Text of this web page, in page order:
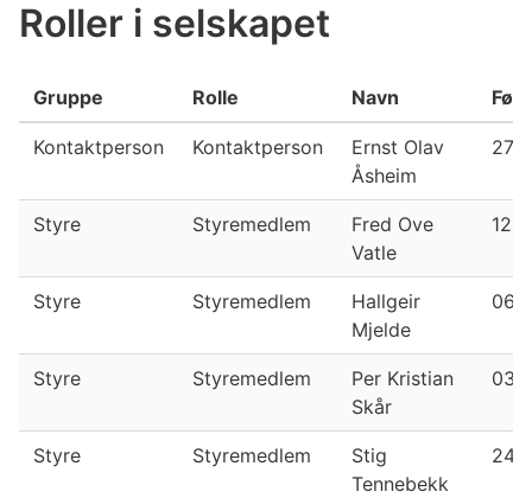
Roller i selskapet
Gruppe Rolle Navn
Kontaktperson Kontaktperson
Ernst Olav
Åsheim
Styre Styremedlem
Fred Ove
Vatle
Styre Styremedlem
Hallgeir
Mjelde
Styre Styremedlem
Per Kristian
Skår
Styre Styremedlem
Stig
Tennebekk